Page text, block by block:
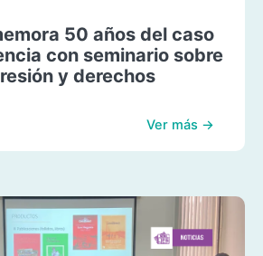
50 años del caso
con seminario sobre
y derechos
Ver más →